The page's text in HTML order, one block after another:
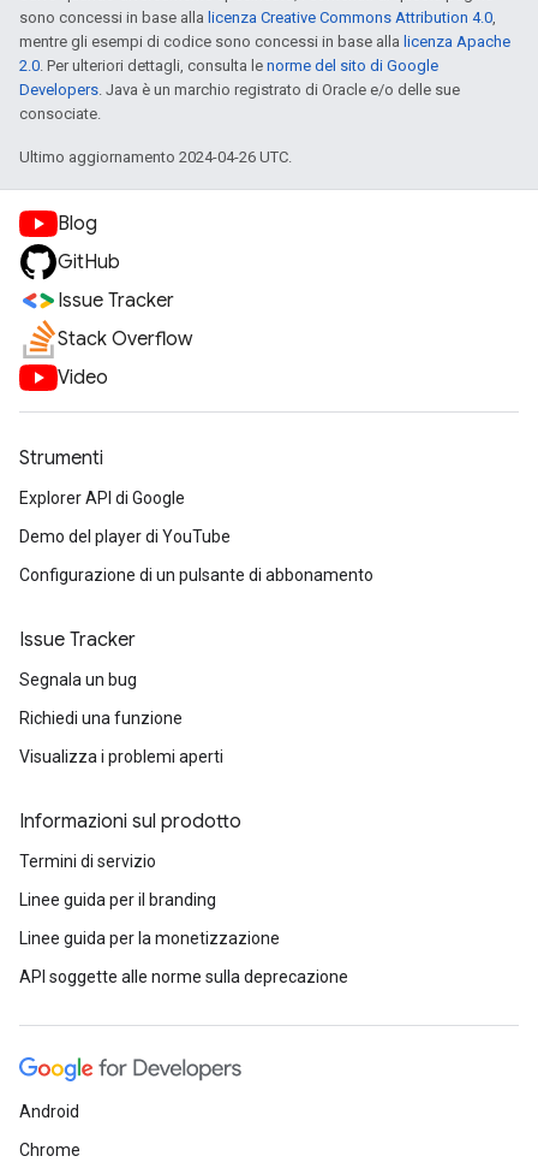
sono concessi in base alla licenza Creative Commons Attribution 4.0,
mentre gli esempi di codice sono concessi in base alla licenza Apache
2.0. Per ulteriori dettagli, consulta le norme del sito di Google
Developers. Java è un marchio registrato di Oracle e/o delle sue
consociate.
Ultimo aggiornamento 2024-04-26 UTC.
Blog
GitHub
Issue Tracker
Stack Overflow
Video
Strumenti
Explorer API di Google
Demo del player di YouTube
Configurazione di un pulsante di abbonamento
Issue Tracker
Segnala un bug
Richiedi una funzione
Visualizza i problemi aperti
Informazioni sul prodotto
Termini di servizio
Linee guida per il branding
Linee guida per la monetizzazione
API soggette alle norme sulla deprecazione
Android
Chrome